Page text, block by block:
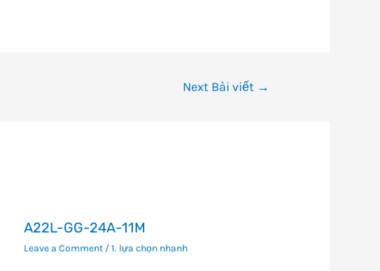
Next Bài viết →
A22L-GG-24A-11M
Leave a Comment /1. lựa chọn nhanh